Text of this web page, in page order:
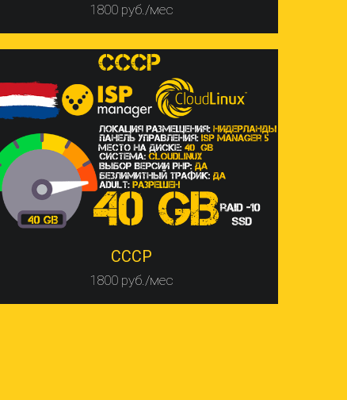
1800 руб./мес
СССР
1800 руб./мес